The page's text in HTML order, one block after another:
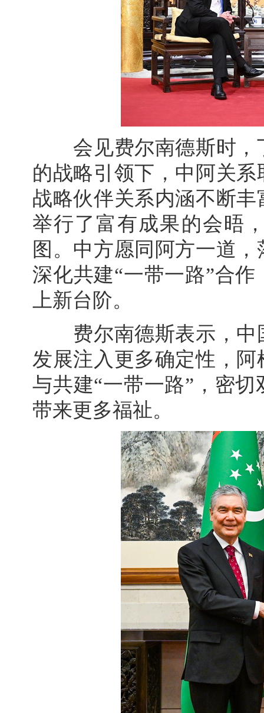
会见费尔南德斯时，
的战略引领下，中阿关
战略伙伴关系内涵不断
举行了富有成果的会晤
图。中方愿同阿方一道
深化共建“一带一路”合
上新台阶。
费尔南德斯表示，中
发展注入更多确定性，
与共建“一带一路”，密
带来更多福祉。